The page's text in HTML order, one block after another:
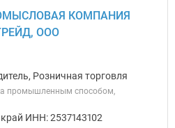
КОМПАНИЯ
ООО
Розничная торговля
промышленным способом,
ИНН: 2537143102